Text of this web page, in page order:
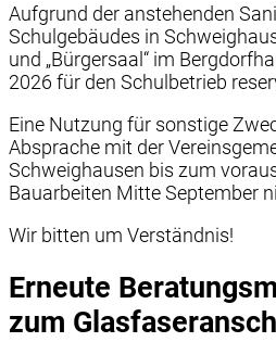
Aufgrund der anstehenden
Schulgebäudes in
und „Bürgersaal“ im
2026 für den Schulbetrieb
Eine Nutzung für sonstige
Absprache mit der
Schweighausen bis zum
Bauarbeiten Mitte September
Wir bitten um Verständnis!
Erneute
zum